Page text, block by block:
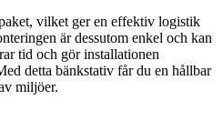
vilket ger en effektiv logistik
är dessutom enkel och kan
tid och gör installationen
detta bänkstativ får du en hållbar
miljöer.